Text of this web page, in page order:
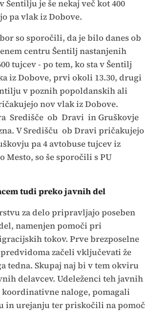
Šentilju je še nekaj več kot 400
pa vlak iz Dobove.
so sporočili, da je bilo danes ob
centru Šentilj nastanjenih
tujcev - po tem, ko sta v Šentilj
iz Dobove, prvi okoli 13.30, drugi
v poznih popoldanskih ali
nov vlak iz Dobove.
Središče ob Dravi in Gruškovje
V Središču ob Dravi pričakujejo
pa 4 avtobuse tujcev iz
Mesto, so še sporočili s PU
tudi preko javnih del
za delo pripravljajo poseben
namenjen pomoči pri
tokov. Prve brezposelne
začeli vključevati že
tedna. Skupaj naj bi v tem okviru
delavcev. Udeleženci teh javnih
naloge, pomagali
in urejanju ter priskočili na pomoč